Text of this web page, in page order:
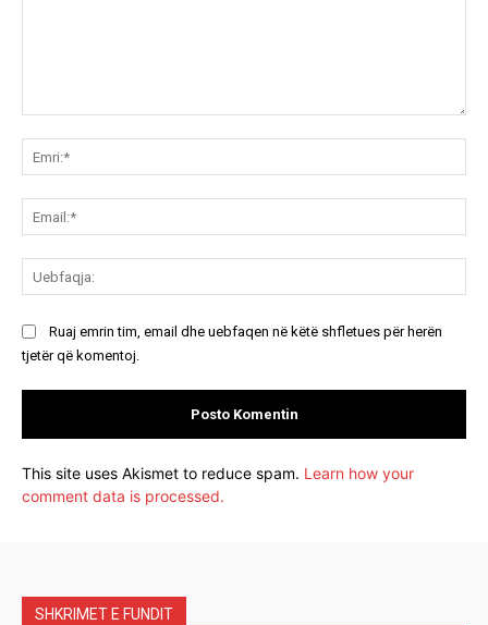
Ruaj emrin tim, email dhe uebfaqen në këtë shfletues për herën
tjetër që komentoj.
This site uses Akismet to reduce spam. Learn how your
comment data is processed.
SHKRIMET E FUNDIT